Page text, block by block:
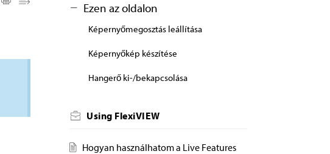
Ezen az oldalon
Képernyőmegosztás leállítása
Képernyőkép készítése
Hangerő ki-/bekapcsolása
Using FlexiVIEW
Hogyan használhatom a Live Features